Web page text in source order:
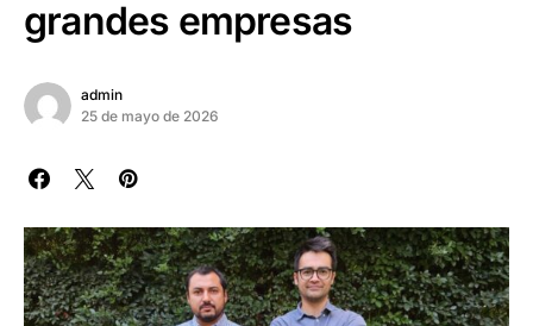
grandes empresas
admin
25 de mayo de 2026